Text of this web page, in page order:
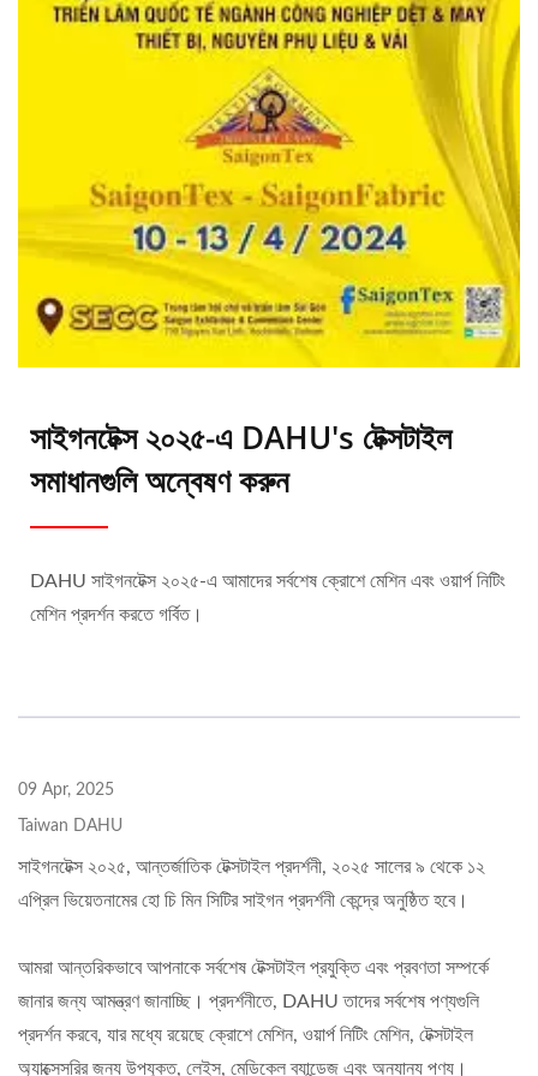
সাইগনটেক্স ২০২৫-এ DAHU's টেক্সটাইল
সমাধানগুলি অন্বেষণ করুন
DAHU সাইগনটেক্স ২০২৫-এ আমাদের সর্বশেষ ক্রোশে মেশিন এবং ওয়ার্প নিটিং
মেশিন প্রদর্শন করতে গর্বিত।
09 Apr, 2025
Taiwan DAHU
সাইগনটেক্স ২০২৫, আন্তর্জাতিক টেক্সটাইল প্রদর্শনী, ২০২৫ সালের ৯ থেকে ১২
এপ্রিল ভিয়েতনামের হো চি মিন সিটির সাইগন প্রদর্শনী কেন্দ্রে অনুষ্ঠিত হবে।
আমরা আন্তরিকভাবে আপনাকে সর্বশেষ টেক্সটাইল প্রযুক্তি এবং প্রবণতা সম্পর্কে
জানার জন্য আমন্ত্রণ জানাচ্ছি। প্রদর্শনীতে, DAHU তাদের সর্বশেষ পণ্যগুলি
প্রদর্শন করবে, যার মধ্যে রয়েছে ক্রোশে মেশিন, ওয়ার্প নিটিং মেশিন, টেক্সটাইল
অ্যাক্সেসরির জন্য উপযুক্ত, লেইস, মেডিকেল ব্যান্ডেজ এবং অন্যান্য পণ্য।